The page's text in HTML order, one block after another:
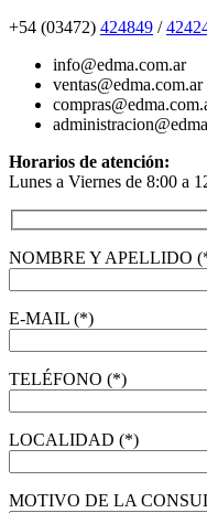
+54 (03472) 424849 /
info@edma.com.ar
ventas@edma.com.ar
Horarios de atención:
Lunes a Viernes de 8:00 a
NOMBRE Y APELLIDO
E-MAIL (*)
TELÉFONO (*)
LOCALIDAD (*)
MOTIVO DE LA